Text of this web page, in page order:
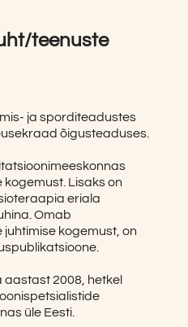
teenuste
ja sporditeadustes
õigusteaduses.
kogemust. Lisaks on
eriala
Omab
kogemust, on
2008, hetkel
üle Eesti.